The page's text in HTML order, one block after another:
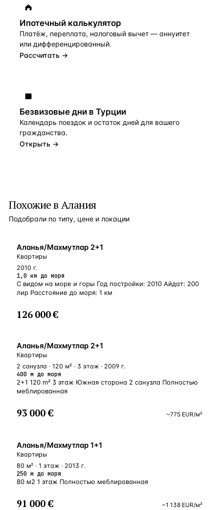
Ипотечный калькулятор
Платёж, переплата, налоговый вычет — аннуитет
или дифференцированный.
Рассчитать →
Безвизовые дни в Турции
Календарь поездок и остаток дней для вашего
гражданства.
Открыть →
Похожие в Алания
Подобрали по типу, цене и локации
БЛИЗКО К МОРЮ
Аланья/Махмутлар 2+1
Квартиры
2010 г.
1,0 км до моря
С видом на море и горы Год постройки: 2010 Айдат: 200
лир Расстояние до моря: 1 км
126 000 €
У МОРЯ
Аланья/Махмутлар 2+1
Квартиры
2 санузла · 120 м² · 3 этаж · 2009 г.
400 м до моря
2+1 120 m² 3 этаж Южная сторона 2 санузла Полностью
меблированная
93 000 € ~775 EUR/м²
У МОРЯ
Аланья/Махмутлар 1+1
Квартиры
80 м² · 1 этаж · 2013 г.
250 м до моря
80 м2 1 этаж Полностью меблированная
91 000 € ~1 138 EUR/м²